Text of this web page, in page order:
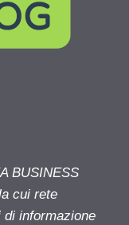
BUSINESS
cui rete
informazione